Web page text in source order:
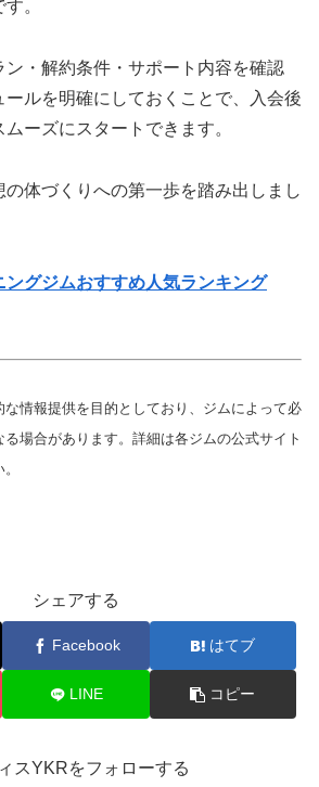
。
ン・解約条件・サポート内容を確認
ールを明確にしておくことで、入会後
ーズにスタートできます。
体づくりへの第一歩を踏み出しまし
ングジムおすすめ人気ランキング
情報提供を目的としており、ジムによって必
場合があります。詳細は各ジムの公式サイト
シェアする
Facebook はてブ
LINE コピー
スYKRをフォローする